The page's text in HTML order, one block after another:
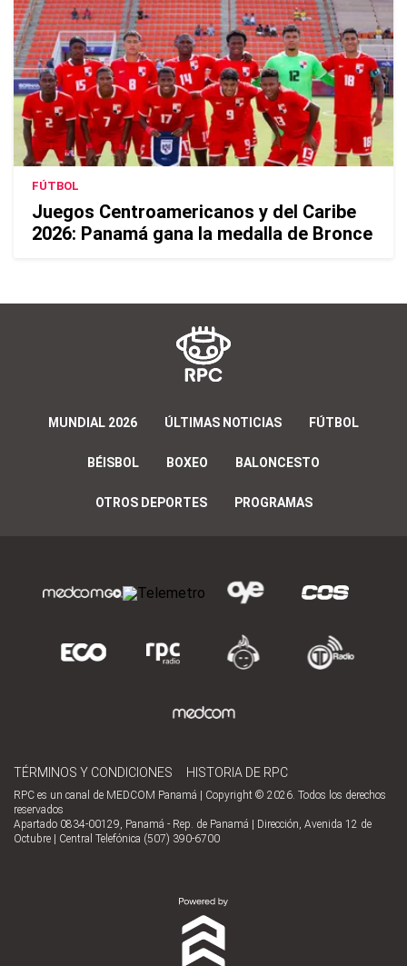
FÚTBOL
Juegos Centroamericanos y del Caribe
2026: Panamá gana la medalla de Bronce
MUNDIAL 2026 ÚLTIMAS NOTICIAS FÚTBOL
BÉISBOL BOXEO BALONCESTO
OTROS DEPORTES PROGRAMAS
TÉRMINOS Y CONDICIONES HISTORIA DE RPC
RPC es un canal de MEDCOM Panamá | Copyright © 2026. Todos los derechos
reservados
Apartado 0834-00129, Panamá - Rep. de Panamá | Dirección, Avenida 12 de
Octubre | Central Telefónica (507) 390-6700